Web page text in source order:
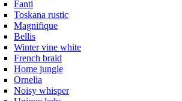
Fanti
Toskana rustic
Magnifique
Bellis
Winter vine white
French braid
Home jungle
Ornelia
Noisy whisper